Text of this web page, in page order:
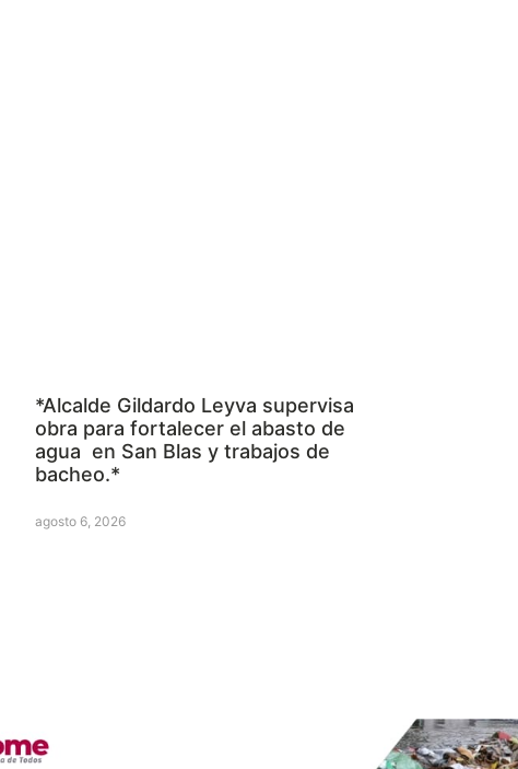
*Alcalde Gildardo Leyva supervisa
obra para fortalecer el abasto de
agua en San Blas y trabajos de
bacheo.*
agosto 6, 2026